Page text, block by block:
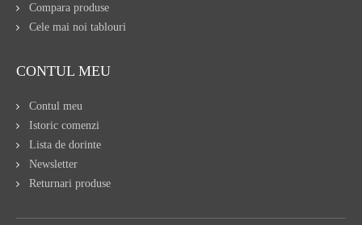
Compara produse
Cele mai noi tablouri
CONTUL MEU
Contul meu
Istoric comenzi
Lista de dorinte
Newsletter
Returnari produse